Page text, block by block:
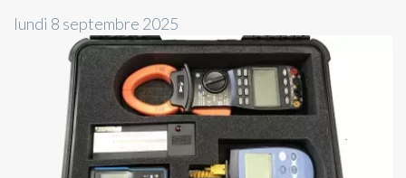
lundi 8 septembre 2025